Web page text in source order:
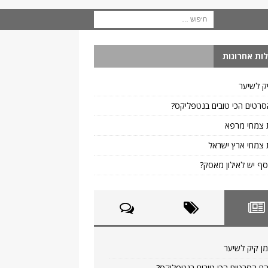
אחרונות
לשיער
הכי טובים בנטפליקס?
צמחי מרפא
צמחי ארץ ישראל
יש לאילון מאסק?
קיק לשיער